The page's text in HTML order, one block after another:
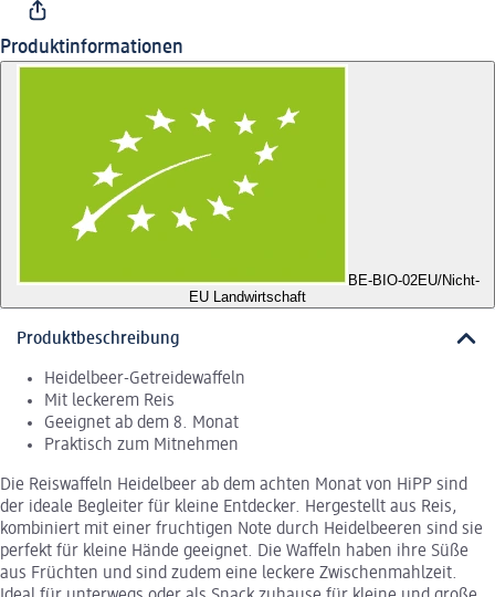
Produktinformationen
BE-BIO-02EU/Nicht-
EU Landwirtschaft
Produktbeschreibung
Heidelbeer-Getreidewaffeln
Mit leckerem Reis
Geeignet ab dem 8. Monat
Praktisch zum Mitnehmen
Die Reiswaffeln Heidelbeer ab dem achten Monat von HiPP sind
der ideale Begleiter für kleine Entdecker. Hergestellt aus Reis,
kombiniert mit einer fruchtigen Note durch Heidelbeeren sind sie
perfekt für kleine Hände geeignet. Die Waffeln haben ihre Süße
aus Früchten und sind zudem eine leckere Zwischenmahlzeit.